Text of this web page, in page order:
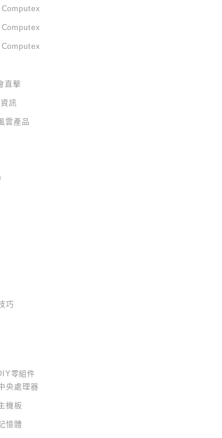
直擊
訊
雲產品
巧
零組件
央處理器
機板
憶體